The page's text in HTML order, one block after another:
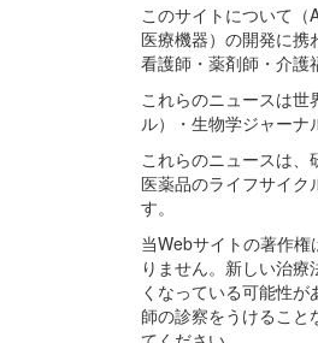
このサイトについて（
医療機器）の開発に携
看護師・薬剤師・介護
これらのニュースは
ル）・生物学ジャーナ
これらのニュースは、
医薬品のライフサイク
す。
当Webサイトの著作
りません。新しい治
くなっている可能性
師の診察をうけるこ